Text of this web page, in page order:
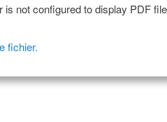
is not configured to display PDF
fichier.